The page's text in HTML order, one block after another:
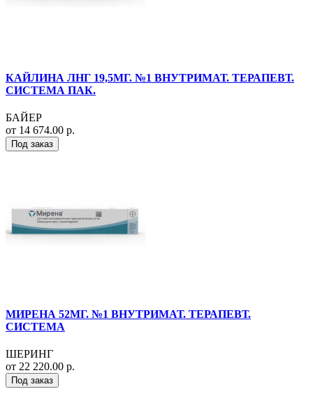
КАЙЛИНА ЛНГ 19,5МГ. №1 ВНУТРИМАТ. ТЕРАПЕВТ.
СИСТЕМА ПАК.
БАЙЕР
от 14 674.00 р.
Под заказ
МИРЕНА 52МГ. №1 ВНУТРИМАТ. ТЕРАПЕВТ.
СИСТЕМА
ШЕРИНГ
от 22 220.00 р.
Под заказ